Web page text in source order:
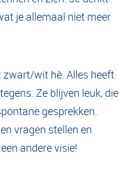
je allemaal niet meer
zwart/wit hè. Alles heeft
Ze blijven leuk, die
gesprekken.
vragen stellen en
andere visie!